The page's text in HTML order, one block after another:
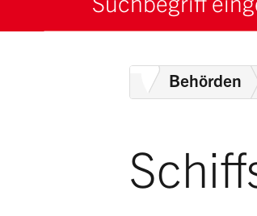
Suchbegriff
HomeBehörden